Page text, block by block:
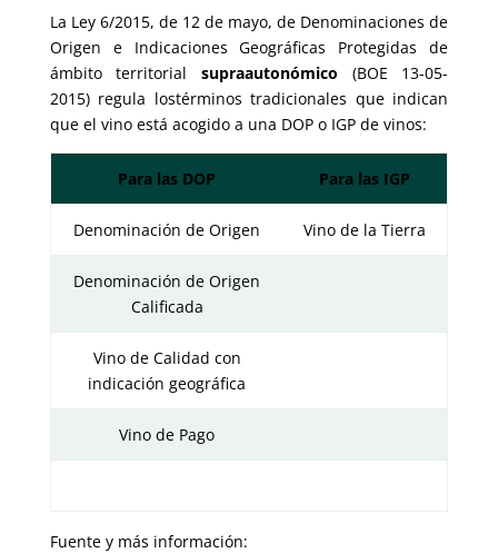
La Ley 6/2015, de 12 de mayo, de Denominaciones de
Origen e Indicaciones Geográficas Protegidas de
ámbito territorial supraautonómico (BOE 13-05-
2015) regula lostérminos tradicionales que indican
que el vino está acogido a una DOP o IGP de vinos:
Para las DOP Para las IGP
Denominación de Origen Vino de la Tierra
Denominación de Origen
Calificada
Vino de Calidad con
indicación geográfica
Vino de Pago
Fuente y más información: